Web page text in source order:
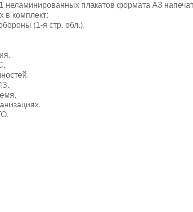
неламинированных плакатов формата А3
в комплект:
(1-я стр. обл.).